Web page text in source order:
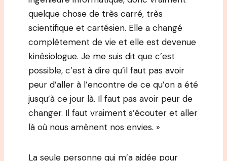
quelque chose de très carré, très
scientifique et cartésien. Elle a changé
complètement de vie et elle est devenue
kinésiologue. Je me suis dit que c’est
possible, c’est à dire qu’il faut pas avoir
peur d’aller à l’encontre de ce qu’on a été
jusqu’à ce jour là. Il faut pas avoir peur de
changer. Il faut vraiment s’écouter et aller
là où nous amènent nos envies. »
La seule personne qui m’a aidée pour